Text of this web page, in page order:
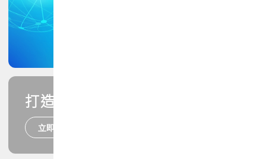
打造您的PCB專業技能
立即報名